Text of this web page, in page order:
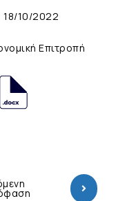
18/10/2022
Επιτροπή